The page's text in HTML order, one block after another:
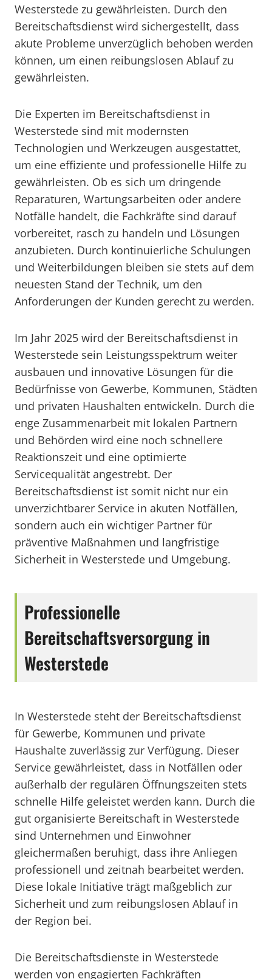
Westerstede zu gewährleisten. Durch den
Bereitschaftsdienst wird sichergestellt, dass
akute Probleme unverzüglich behoben werden
können, um einen reibungslosen Ablauf zu
gewährleisten.
Die Experten im Bereitschaftsdienst in
Westerstede sind mit modernsten
Technologien und Werkzeugen ausgestattet,
um eine effiziente und professionelle Hilfe zu
gewährleisten. Ob es sich um dringende
Reparaturen, Wartungsarbeiten oder andere
Notfälle handelt, die Fachkräfte sind darauf
vorbereitet, rasch zu handeln und Lösungen
anzubieten. Durch kontinuierliche Schulungen
und Weiterbildungen bleiben sie stets auf dem
neuesten Stand der Technik, um den
Anforderungen der Kunden gerecht zu werden.
Im Jahr 2025 wird der Bereitschaftsdienst in
Westerstede sein Leistungsspektrum weiter
ausbauen und innovative Lösungen für die
Bedürfnisse von Gewerbe, Kommunen, Städten
und privaten Haushalten entwickeln. Durch die
enge Zusammenarbeit mit lokalen Partnern
und Behörden wird eine noch schnellere
Reaktionszeit und eine optimierte
Servicequalität angestrebt. Der
Bereitschaftsdienst ist somit nicht nur ein
unverzichtbarer Service in akuten Notfällen,
sondern auch ein wichtiger Partner für
präventive Maßnahmen und langfristige
Sicherheit in Westerstede und Umgebung.
Professionelle
Bereitschaftsversorgung in
Westerstede
In Westerstede steht der Bereitschaftsdienst
für Gewerbe, Kommunen und private
Haushalte zuverlässig zur Verfügung. Dieser
Service gewährleistet, dass in Notfällen oder
außerhalb der regulären Öffnungszeiten stets
schnelle Hilfe geleistet werden kann. Durch die
gut organisierte Bereitschaft in Westerstede
sind Unternehmen und Einwohner
gleichermaßen beruhigt, dass ihre Anliegen
professionell und zeitnah bearbeitet werden.
Diese lokale Initiative trägt maßgeblich zur
Sicherheit und zum reibungslosen Ablauf in
der Region bei.
Die Bereitschaftsdienste in Westerstede
werden von engagierten Fachkräften